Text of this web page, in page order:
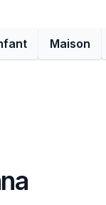
Maison